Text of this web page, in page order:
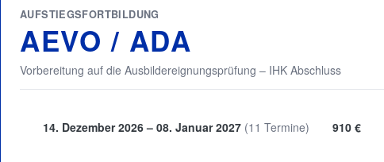
AUFSTIEGSFORTBILDUNG
AEVO / ADA
Vorbereitung auf die Ausbildereignungsprüfung – IHK Abschluss
14. Dezember 2026 – 08. Januar 2027 (11 Termine) 910 €